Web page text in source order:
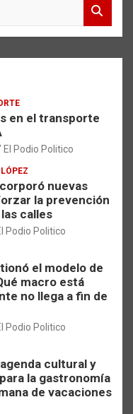
en el transporte
El Podio Politico
nuevas
la prevención
calles
Podio Politico
el modelo de
macro está
no llega a fin de
Podio Politico
cultural y
la gastronomía
de vacaciones